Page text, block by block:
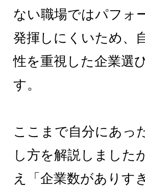
ない職場ではパフォ
発揮しにくいため、
性を重視した企業選
す。
ここまで自分にあっ
し方を解説しました
え「企業数がありす